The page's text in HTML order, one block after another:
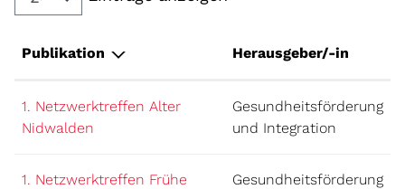
Publikation Herausgeber/-in
1. Netzwerktreffen Alter
Nidwalden
Gesundheitsförderung
und Integration
1. Netzwerktreffen Frühe
Gesundheitsförderung